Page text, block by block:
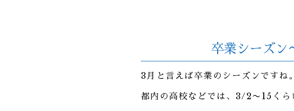
卒業シーズン
3月と言えば卒業のシーズンですね。
都内の高校などでは、3/2〜15くら